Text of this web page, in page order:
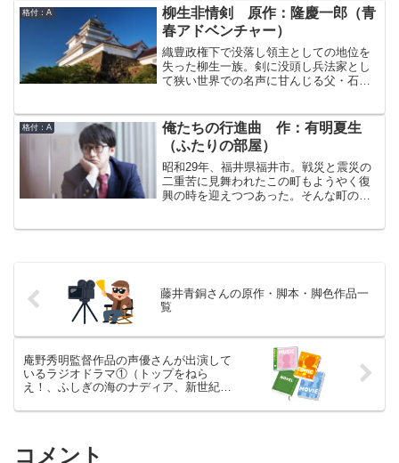
る日、リズという気の強い美人と一夜を
共にした俺は、彼女が一卵性双生児の片
割れであることを知り、例によって調子
に乗って、自分も一卵性双生児だという
嘘をついてしまった。言い訳もするのも
面倒くさい。だから、リズとは早々に別
富豪の遺産相続人であることを知ってし
まった。何とか上手く立ち回って、大金
をせしめることは出来ないものだろう
か。
格付：A
柳生非情剣 原作：隆慶一郎（青
春アドベンチャー）
織豊政権下で没落し領主としての地位を
失った柳生一族。剣に没頭し兵法家とし
て狭い世界での名声に甘んじる父・石舟
のか。敢えて柳生庄を離れ、広い世界で
剣の腕を磨きながらついに得た立身出世
のチャンス。2代将軍・徳川秀忠の兵法
(剣術)指南役。その実態は政権を守るため
の裏の仕事をこなす汚れ役。しかし宗矩
はこの機会を逃さない。必ずや江戸に柳
格付：A
俺たちの行進曲 作：有明夏生
（ふたりの部屋）
昭和29年、福井県福井市。戦災と震災の
二重苦に見舞われたこの町もようやく復
興の時を迎えつつあった。そんな町の姿
藤井青銅さんの原作・脚本・脚色作品一
覧
庵野秀明監督作品の声優さんが出演して
いるラジオドラマ①（トップをねら
え！、ふしぎの海のナディア、新世紀エ
コメント